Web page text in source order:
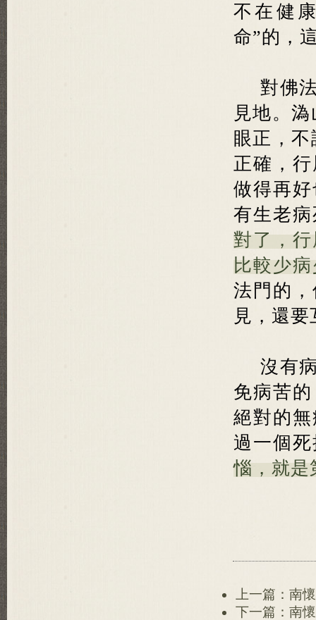
不在健
命”的，
對佛
見地。
眼正，
正確，
做得再
有生老
對了，
比較少
法門的
見，還
沒有
免病苦
絕對的
過一個
惱，就是
上一篇：南
下一篇：南